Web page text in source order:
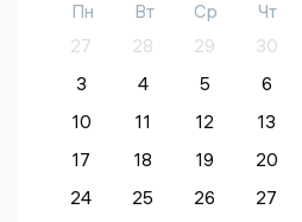
Пн Вт Ср Чт
27
28 29 30
3
4 5 6
10
11 12 13
17
18 19 20
24
25 26 27